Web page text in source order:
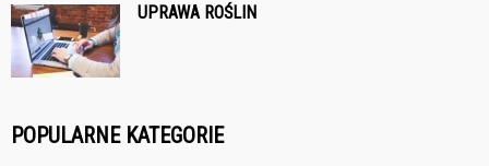
UPRAWA ROŚLIN
POPULARNE KATEGORIE